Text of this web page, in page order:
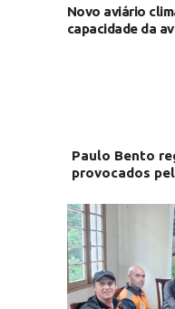
Novo aviário
capacidade da
Paulo Bento
provocados